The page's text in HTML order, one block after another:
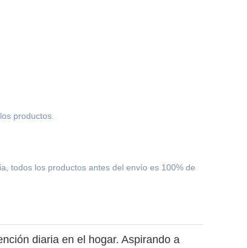
productos.
todos los productos antes del envío es 100% de
diaria en el hogar. Aspirando a